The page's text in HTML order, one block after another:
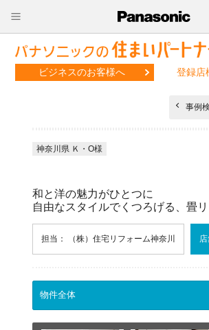
ビジネスのお客様へ 登録店
事例
神奈川県 Ｋ・O様
和と洋の魅力がひとつに
自由なスタイルでくつろげる、畳リ
担当： （株）住宅リフォーム神奈川